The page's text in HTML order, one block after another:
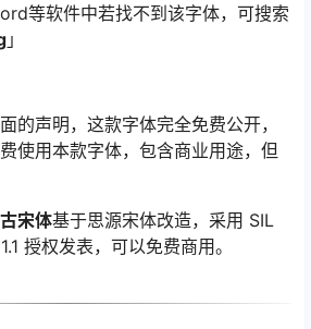
等软件中若找不到该字体，可搜索
」
的声明，这款字体完全免费公开，
使用本款字体，包含商业用途，但
宋体基于思源宋体改造，采用 SIL
授权发表，可以免费商用。